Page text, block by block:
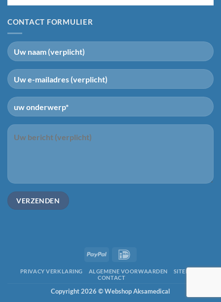
CONTACT FORMULIER
PayPal
PRIVACY VERKLARING ALGEMENE VOORWAARDEN
SITEMAP
CONTACT
Copyright 2026 ©Webshop Aksamedical